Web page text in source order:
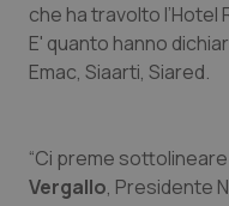
Emilia-Romagna
Friuli Venezia
Colesterolo &
Dermatite
che ha travolto l’Hotel
E' quanto hanno
Emac, Siaarti, Siared.
“Ci preme
Vergallo, Presidente